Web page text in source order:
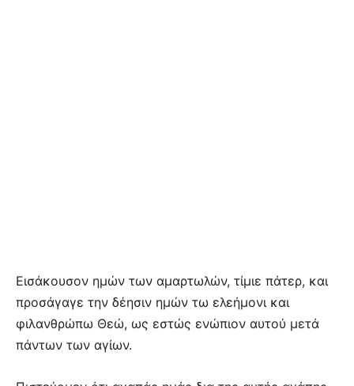
Εισάκουσον ημών των αμαρτωλών, τίμιε πάτερ, και
προσάγαγε την δέησιν ημών τω ελεήμονι και
φιλανθρώπω Θεώ, ως εστώς ενώπιον αυτού μετά
πάντων των αγίων.